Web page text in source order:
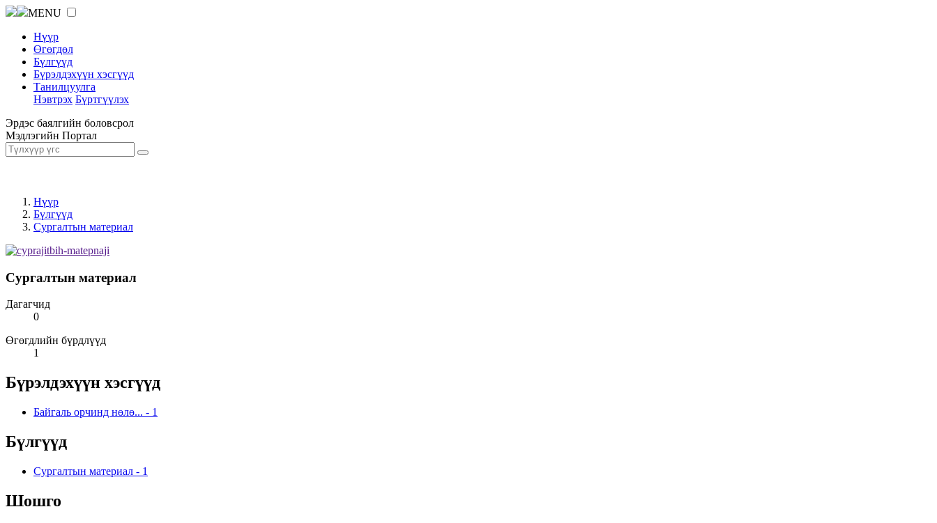
MENU
Нүүр
Өгөгдөл
Бүлгүүд
Бүрэлдэхүүн хэсгүүд
Танилцуулга
Нэвтрэх Бүртгүүлэх
Эрдэс баялгийн боловсрол
Мэдлэгийн Портал
Нүүр
Бүлгүүд
Сургалтын материал
Сургалтын материал
Дагагчид
0
Өгөгдлийн бүрдлүүд
1
Бүрэлдэхүүн хэсгүүд
Байгаль орчинд нөлө... - 1
Бүлгүүд
Сургалтын материал - 1
Шошго